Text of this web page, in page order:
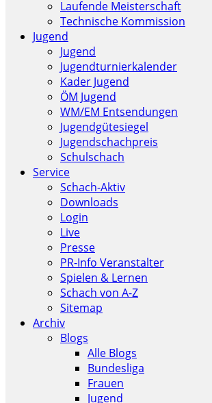
Laufende Meisterschaft
Technische Kommission
Jugend
Jugend
Jugendturnierkalender
Kader Jugend
ÖM Jugend
WM/EM Entsendungen
Jugendgütesiegel
Jugendschachpreis
Schulschach
Service
Schach-Aktiv
Downloads
Login
Live
Presse
PR-Info Veranstalter
Spielen & Lernen
Schach von A-Z
Sitemap
Archiv
Blogs
Alle Blogs
Bundesliga
Frauen
Jugend